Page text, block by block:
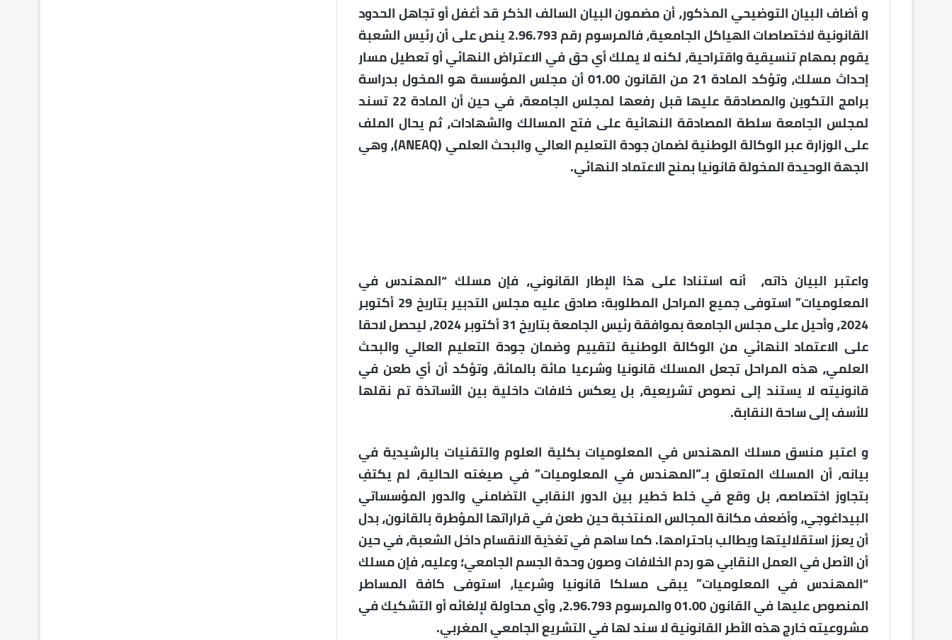
و أضاف البيان التوضيحي المذكور، أن مضمون البيان السالف الذكر قد أغفل أو تجاهل الحدود
القانونية لاختصاصات الهياكل الجامعية، فالمرسوم رقم 2.96.793 ينص على أن رئيس الشعبة
يقوم بمهام تنسيقية واقتراحية، لكنه لا يملك أي حق في الاعتراض النهائي أو تعطيل مسار
إحداث مسلك، وتؤكد المادة 21 من القانون 01.00 أن مجلس المؤسسة هو المخول بدراسة
برامج التكوين والمصادقة عليها قبل رفعها لمجلس الجامعة، في حين أن المادة 22 تسند
لمجلس الجامعة سلطة المصادقة النهائية على فتح المسالك والشهادات، ثم يحال الملف
على الوزارة عبر الوكالة الوطنية لضمان جودة التعليم العالي والبحث العلمي (ANEAQ)، وهي
الجهة الوحيدة المخولة قانونيا بمنح الاعتماد النهائي.
واعتبر البيان ذاته، أنه استنادا على هذا الإطار القانوني، فإن مسلك “المهندس في
المعلوميات” استوفى جميع المراحل المطلوبة: صادق عليه مجلس التدبير بتاريخ 29 أكتوبر
2024، وأحيل على مجلس الجامعة بموافقة رئيس الجامعة بتاريخ 31 أكتوبر 2024، ليحصل لاحقا
على الاعتماد النهائي من الوكالة الوطنية لتقييم وضمان جودة التعليم العالي والبحث
العلمي، هذه المراحل تجعل المسلك قانونيا وشرعيا مائة بالمائة، وتؤكد أن أي طعن في
قانونيته لا يستند إلى نصوص تشريعية، بل يعكس خلافات داخلية بين الأساتذة تم نقلها
للأسف إلى ساحة النقابة.
و اعتبر منسق مسلك المهندس في المعلوميات بكلية العلوم والتقنيات بالرشيدية في
بيانه، أن المسلك المتعلق بـ”المهندس في المعلوميات” في صيغته الحالية، لم يكتفِ
بتجاوز اختصاصه، بل وقع في خلط خطير بين الدور النقابي التضامني والدور المؤسساتي
البيداغوجي، وأضعف مكانة المجالس المنتخبة حين طعن في قراراتها المؤطرة بالقانون، بدل
أن يعزز استقلاليتها ويطالب باحترامها. كما ساهم في تغذية الانقسام داخل الشعبة، في حين
أن الأصل في العمل النقابي هو ردم الخلافات وصون وحدة الجسم الجامعي؛ وعليه، فإن مسلك
“المهندس في المعلوميات” يبقى مسلكا قانونيا وشرعيا، استوفى كافة المساطر
المنصوص عليها في القانون 01.00 والمرسوم 2.96.793، وأي محاولة لإلغائه أو التشكيك في
مشروعيته خارج هذه الأطر القانونية لا سند لها في التشريع الجامعي المغربي.